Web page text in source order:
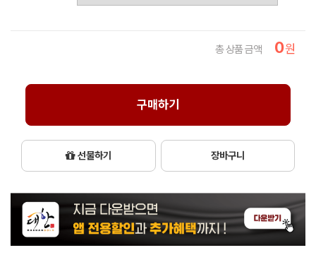
총 상품 금액 0원
구매하기
선물하기 장바구니